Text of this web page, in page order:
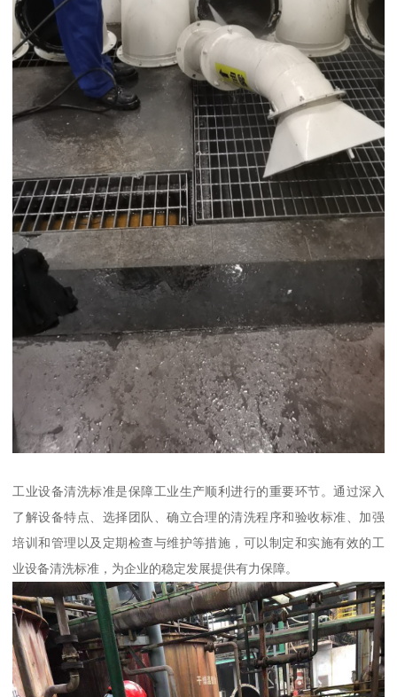
工业设备清洗标准是保障工业生产顺利进行的重要环节。通过深入
了解设备特点、选择团队、确立合理的清洗程序和验收标准、加强
培训和管理以及定期检查与维护等措施，可以制定和实施有效的工
业设备清洗标准，为企业的稳定发展提供有力保障。